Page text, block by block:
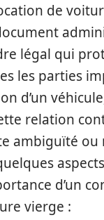
de
légal qui
les parties
d’un
relation
ambiguïté ou
d’un
vierge :